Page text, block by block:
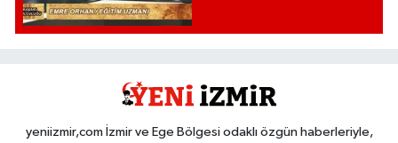
yeniizmir,com İzmir ve Ege Bölgesi odaklı özgün haberleriyle,